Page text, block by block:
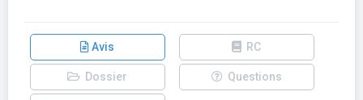
Avis RC
Dossier Questions